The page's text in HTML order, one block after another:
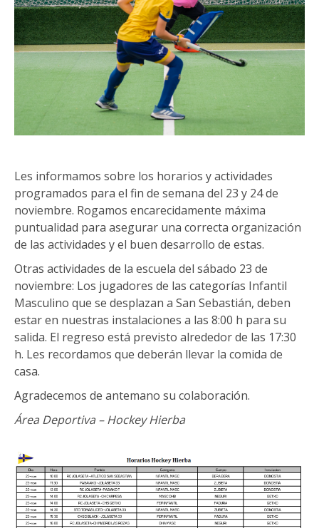
Les informamos sobre los horarios y actividades
programados para el fin de semana del 23 y 24 de
noviembre. Rogamos encarecidamente máxima
puntualidad para asegurar una correcta organización
de las actividades y el buen desarrollo de estas.
Otras actividades de la escuela del sábado 23 de
noviembre: Los jugadores de las categorías Infantil
Masculino que se desplazan a San Sebastián, deben
estar en nuestras instalaciones a las 8:00 h para su
salida. El regreso está previsto alrededor de las 17:30
h. Les recordamos que deberán llevar la comida de
casa.
Agradecemos de antemano su colaboración.
Área Deportiva – Hockey Hierba